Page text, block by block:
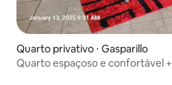
Quarto privativo ⋅ Gasparillo
Quarto espaçoso e confortável +